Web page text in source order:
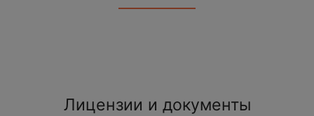
Лицензии и документы